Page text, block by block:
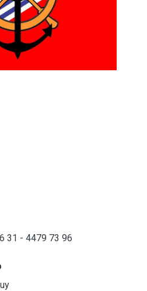
31 - 4479 73 96